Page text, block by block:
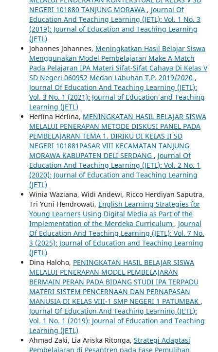
NEGERI 101880 TANJUNG MORAWA , Journal Of
Education And Teaching Learning (JETL): Vol. 1 No. 3
(2019): Journal of Education and Teaching Learning
(JETL)
Johannes Johannes, Meningkatkan Hasil Belajar Siswa
Menggunakan Model Pembelajaran Make A Match
Pada Pelajaran IPA Materi Sifat-Sifat Cahaya Di Kelas V
SD Negeri 060952 Medan Labuhan T.P. 2019/2020 ,
Journal Of Education And Teaching Learning (JETL):
Vol. 3 No. 1 (2021): Journal of Education and Teaching
Learning (JETL)
Herlina Herlina, MENINGKATAN HASIL BELAJAR SISWA
MELALUI PENERAPAN METODE DISKUSI PANEL PADA
PEMBELAJARAN TEMA 1. DIRIKU DI KELAS II SD
NEGERI 101881PASAR VIII KECAMATAN TANJUNG
MORAWA KABUPATEN DELI SERDANG , Journal Of
Education And Teaching Learning (JETL): Vol. 2 No. 1
(2020): Journal of Education and Teaching Learning
(JETL)
Winia Waziana, Widi Andewi, Ricco Herdiyan Saputra,
Tri Yuni Hendrowati, English Learning Strategies for
Young Learners Using Digital Media as Part of the
Implementation of the Merdeka Curriculum , Journal
Of Education And Teaching Learning (JETL): Vol. 7 No.
3 (2025): Journal of Education and Teaching Learning
(JETL)
Dina Haloho, PENINGKATAN HASIL BELAJAR SISWA
MELALUI PENERAPAN MODEL PEMBELAJARAN
BERMAIN PERAN PADA BIDANG STUDI IPA TERPADU
MATERI SISTEM PENCERNAAN DAN PERNAPASAN
MANUSIA DI KELAS VIII-1 SMP NEGERI 1 PATUMBAK ,
Journal Of Education And Teaching Learning (JETL):
Vol. 1 No. 1 (2019): Journal of Education and Teaching
Learning (JETL)
Ahmad Zaki, Lia Ariska Ritonga, Strategi Adaptasi
Pembelajaran di Pesantren pada Fase Pemulihan